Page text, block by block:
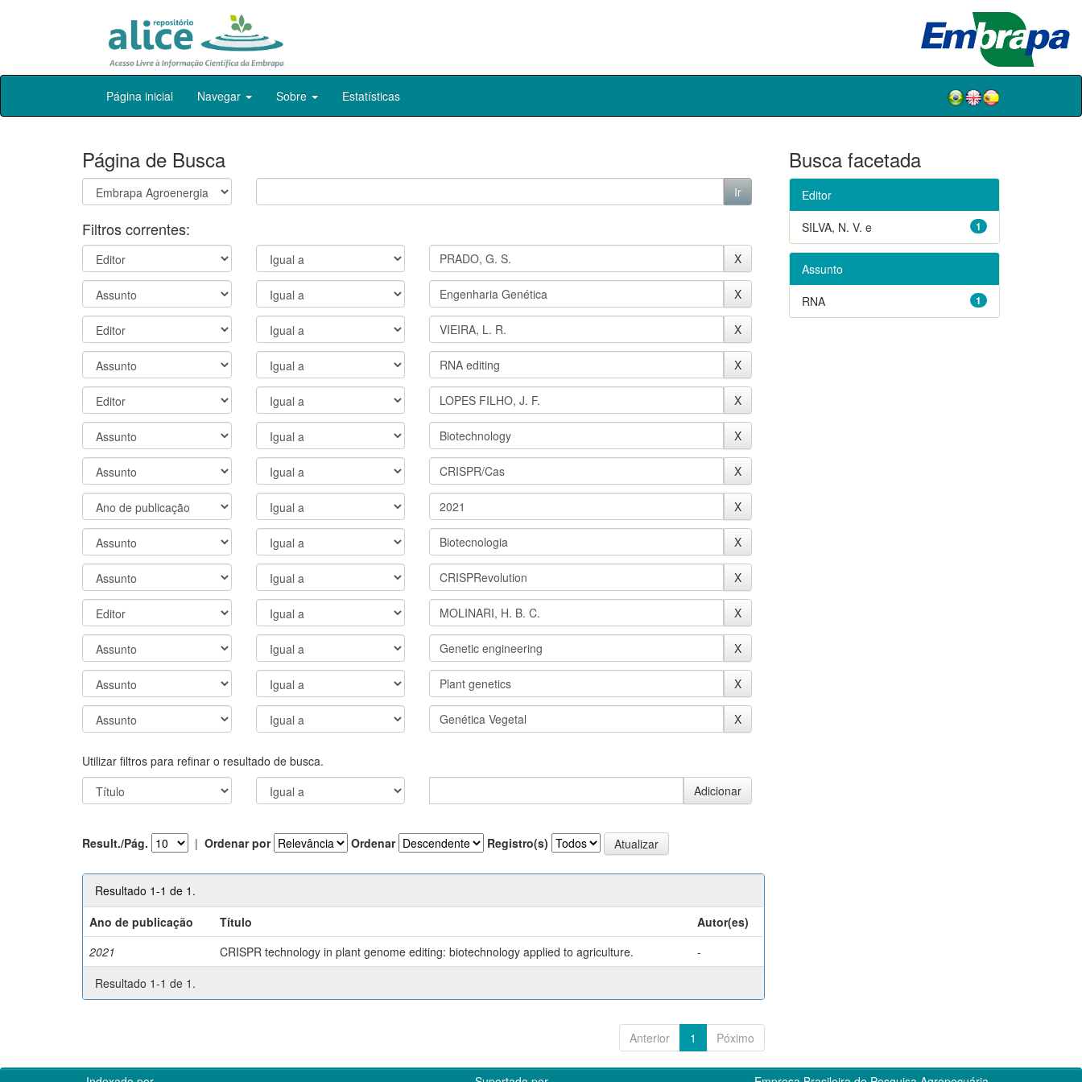
Skip
Página inicial Navegar Sobre Estatísticas
Página de Busca
Filtros correntes:
Utilizar filtros para refinar o resultado de busca.
Result./Pág. | Ordenar por Ordenar Registro(s)
Resultado 1-1 de 1.
Ano de publicação
Título
Autor(es)
2021
CRISPR technology in plant genome editing: biotechnology applied to agriculture.
-
Resultado 1-1 de 1.
Anterior 1 Póximo
Busca facetada
Editor
1
SILVA, N. V. e
Assunto
1
RNA